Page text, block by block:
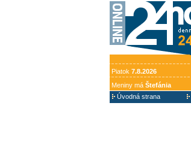
Piatok 7.8.2026
Meniny má Štefánia
Úvodná strana